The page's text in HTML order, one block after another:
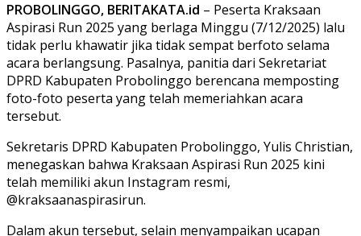
PROBOLINGGO, BERITAKATA.id – Peserta Kraksaan
Aspirasi Run 2025 yang berlaga Minggu (7/12/2025) lalu
tidak perlu khawatir jika tidak sempat berfoto selama
acara berlangsung. Pasalnya, panitia dari Sekretariat
DPRD Kabupaten Probolinggo berencana memposting
foto-foto peserta yang telah memeriahkan acara
tersebut.
Sekretaris DPRD Kabupaten Probolinggo, Yulis Christian,
menegaskan bahwa Kraksaan Aspirasi Run 2025 kini
telah memiliki akun Instagram resmi,
@kraksaanaspirasirun.
Dalam akun tersebut, selain menyampaikan ucapan